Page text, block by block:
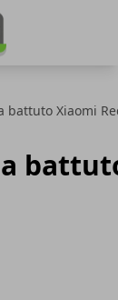
battuto Xiaomi